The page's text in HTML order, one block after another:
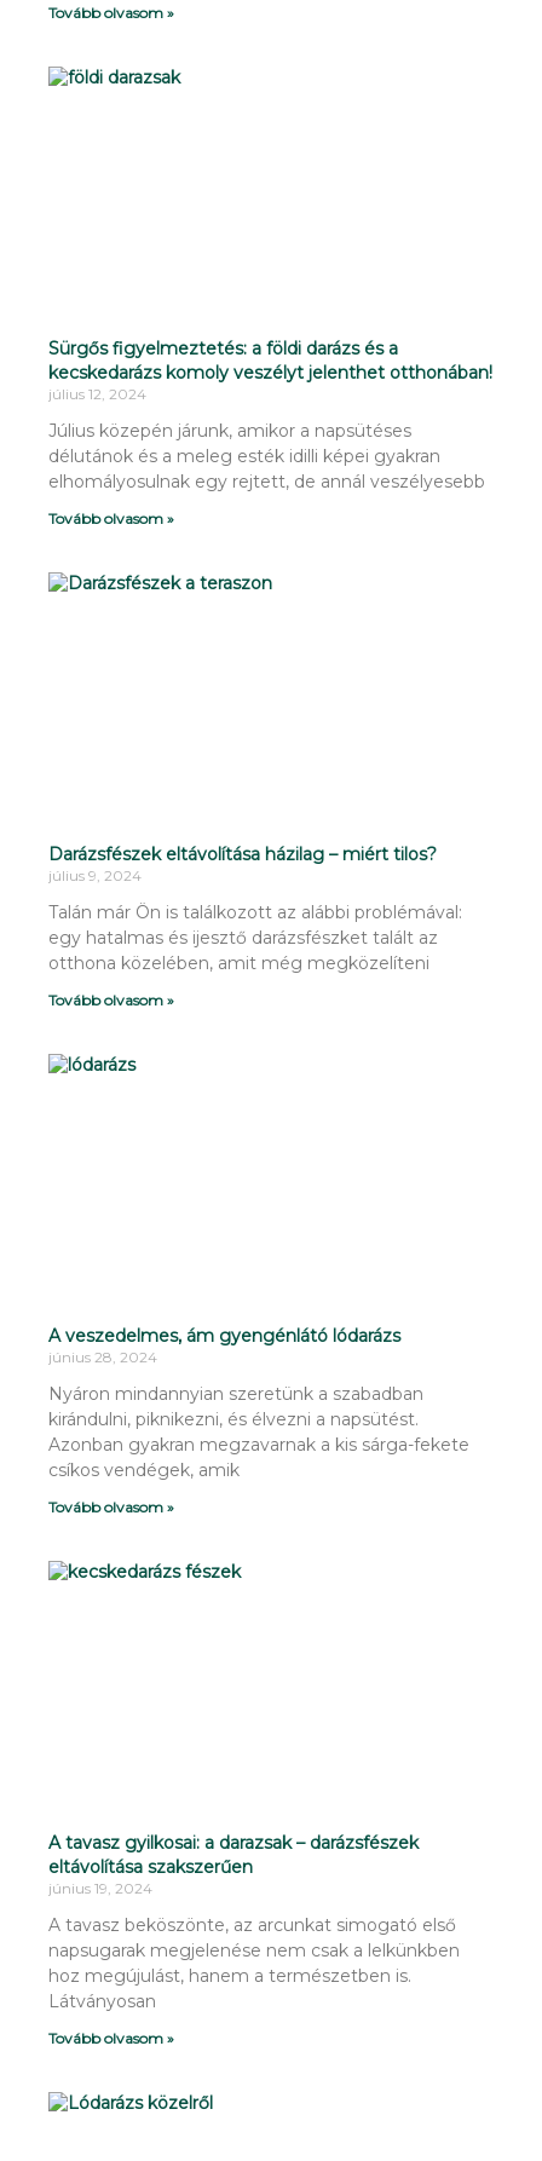
Tovább olvasom »
Sürgős figyelmeztetés: a földi darázs és a
kecskedarázs komoly veszélyt jelenthet otthonában!
július 12, 2024
Július közepén járunk, amikor a napsütéses
délutánok és a meleg esték idilli képei gyakran
elhomályosulnak egy rejtett, de annál veszélyesebb
Tovább olvasom »
Darázsfészek eltávolítása házilag – miért tilos?
július 9, 2024
Talán már Ön is találkozott az alábbi problémával:
egy hatalmas és ijesztő darázsfészket talált az
otthona közelében, amit még megközelíteni
Tovább olvasom »
A veszedelmes, ám gyengénlátó lódarázs
június 28, 2024
Nyáron mindannyian szeretünk a szabadban
kirándulni, piknikezni, és élvezni a napsütést.
Azonban gyakran megzavarnak a kis sárga-fekete
csíkos vendégek, amik
Tovább olvasom »
A tavasz gyilkosai: a darazsak – darázsfészek
eltávolítása szakszerűen
június 19, 2024
A tavasz beköszönte, az arcunkat simogató első
napsugarak megjelenése nem csak a lelkünkben
hoz megújulást, hanem a természetben is.
Látványosan
Tovább olvasom »